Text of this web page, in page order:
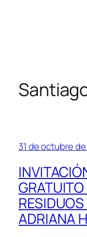
31 de octubre de
ADRIANA